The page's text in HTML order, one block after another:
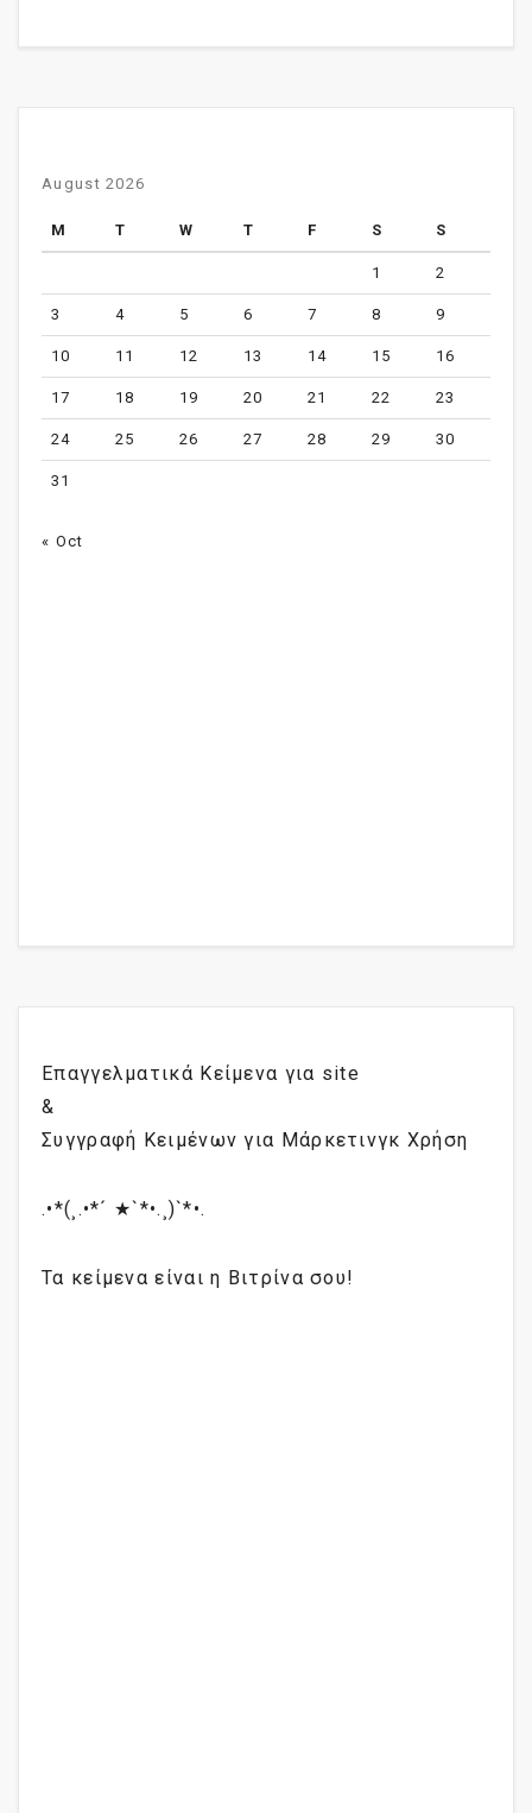
August 2026
M T W T F S S
1 2
3 4 5 6 7 8 9
10 11 12 13 14 15 16
17 18 19 20 21 22 23
24 25 26 27 28 29 30
31
« Oct
Επαγγελματικά Κείμενα για site
&
Συγγραφή Κειμένων για Μάρκετινγκ Χρήση
.•*(¸.•*´ ★`*•.¸)`*•.
Τα κείμενα είναι η Βιτρίνα σου!